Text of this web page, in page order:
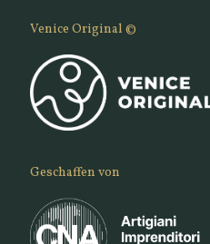
Venice Original ©
Geschaffen von